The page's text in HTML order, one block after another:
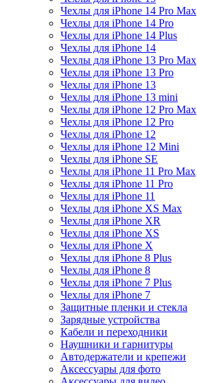
Чехлы для iPhone 14 Pro Max
Чехлы для iPhone 14 Pro
Чехлы для iPhone 14 Plus
Чехлы для iPhone 14
Чехлы для iPhone 13 Pro Max
Чехлы для iPhone 13 Pro
Чехлы для iPhone 13
Чехлы для iPhone 13 mini
Чехлы для iPhone 12 Pro Max
Чехлы для iPhone 12 Pro
Чехлы для iPhone 12
Чехлы для iPhone 12 Mini
Чехлы для iPhone SE
Чехлы для iPhone 11 Pro Max
Чехлы для iPhone 11 Pro
Чехлы для iPhone 11
Чехлы для iPhone XS Max
Чехлы для iPhone XR
Чехлы для iPhone XS
Чехлы для iPhone X
Чехлы для iPhone 8 Plus
Чехлы для iPhone 8
Чехлы для iPhone 7 Plus
Чехлы для iPhone 7
Защитные пленки и стекла
Зарядные устройства
Кабели и переходники
Наушники и гарнитуры
Автодержатели и крепежи
Аксессуары для фото